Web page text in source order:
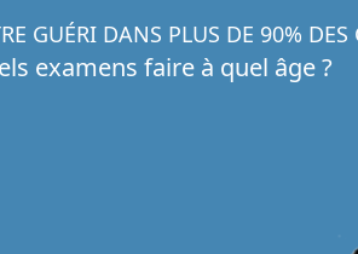
GUÉRI DANS PLUS DE 90% DES
examens faire à quel âge ?